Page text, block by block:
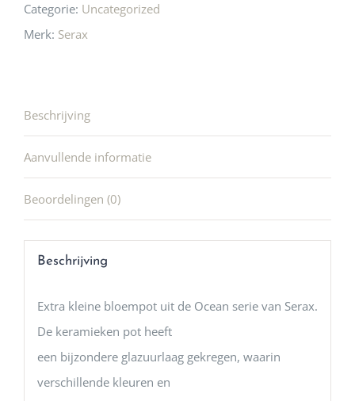
Categorie: Uncategorized
Merk: Serax
Beschrijving
Aanvullende informatie
Beoordelingen (0)
Beschrijving
Extra kleine bloempot uit de Ocean serie van Serax.
De keramieken pot heeft
een bijzondere glazuurlaag gekregen, waarin
verschillende kleuren en